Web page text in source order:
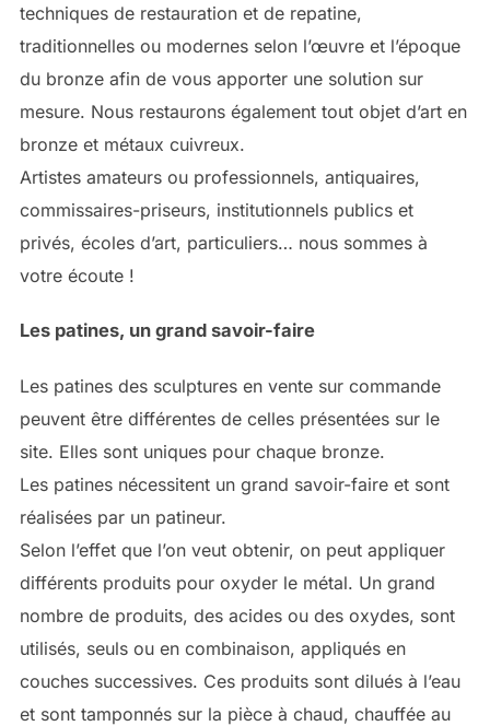
techniques de restauration et de repatine,
traditionnelles ou modernes selon l’œuvre et l’époque
du bronze afin de vous apporter une solution sur
mesure. Nous restaurons également tout objet d’art en
bronze et métaux cuivreux.
Artistes amateurs ou professionnels, antiquaires,
commissaires-priseurs, institutionnels publics et
privés, écoles d’art, particuliers… nous sommes à
votre écoute !
Les patines, un grand savoir-faire
Les patines des sculptures en vente sur commande
peuvent être différentes de celles présentées sur le
site. Elles sont uniques pour chaque bronze.
Les patines nécessitent un grand savoir-faire et sont
réalisées par un patineur.
Selon l’effet que l’on veut obtenir, on peut appliquer
différents produits pour oxyder le métal. Un grand
nombre de produits, des acides ou des oxydes, sont
utilisés, seuls ou en combinaison, appliqués en
couches successives. Ces produits sont dilués à l’eau
et sont tamponnés sur la pièce à chaud, chauffée au